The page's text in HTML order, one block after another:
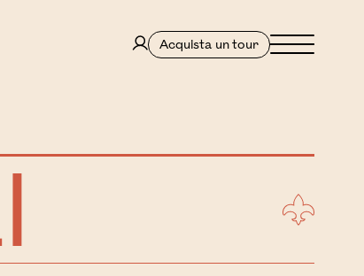
Acquista un tour Menu